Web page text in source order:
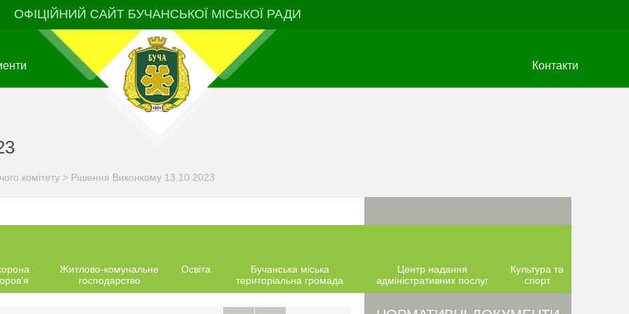
ОФІЦІЙНИЙ САЙТ БУЧАНСЬКОЇ МІСЬКОЇ РАДИ
Контакти
комітету > Рішення Виконкому 13.10.2023
Житлово-комунальне
господарство
Освіта
Бучанська міська
територіальна громада
Центр надання
адміністративних послуг
Культура та
спорт